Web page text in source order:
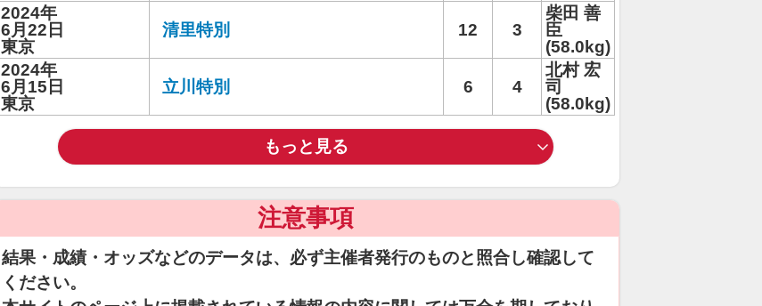
2024年
6月22日
東京
清里特別 12 3
柴田 善
臣
(58.0kg)
2024年
6月15日
東京
立川特別 6 4
北村 宏
司
(58.0kg)
もっと見る
注意事項
結果・成績・オッズなどのデータは、必ず主催者発行のものと照合し確認して
ください。